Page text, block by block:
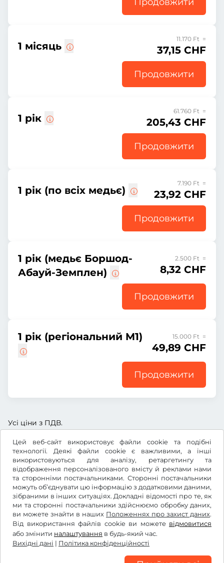
Цей веб-сайт використовує файли cookie та подібні
технології. Деякі файли cookie є важливими, а інші
використовуються для аналізу, ретаргетингу та
відображення персоналізованого вмісту й реклами нами
та сторонніми постачальниками. Сторонні постачальники
можуть об’єднувати цю інформацію з додатковими даними,
зібраними в інших ситуаціях. Докладні відомості про те, як
ми та сторонні постачальники здійснюємо обробку даних,
ви можете знайти в наших Положеннях про захист даних.
Від використання файлів cookie ви можете відмовитися
або змінити налаштування в будь-який час.
Вихідні дані | Політика конфіденційності
1 місяць
11.170 Ft =
37,15 CHF
Продовжити
1 рік
61.760 Ft =
205,43 CHF
Продовжити
1 рік (по всіх медьє)
7.190 Ft =
23,92 CHF
Продовжити
1 рік (медьє Боршод-
Абауй-Земплен)
2.500 Ft =
8,32 CHF
Продовжити
1 рік (регіональний M1) 15.000 Ft =
49,89 CHF
Продовжити
Усі ціни з ПДВ.
CHF
Facebook Instagram
Умови та положення /право на відкликання
Політика конфіденційності
Вихідні дані